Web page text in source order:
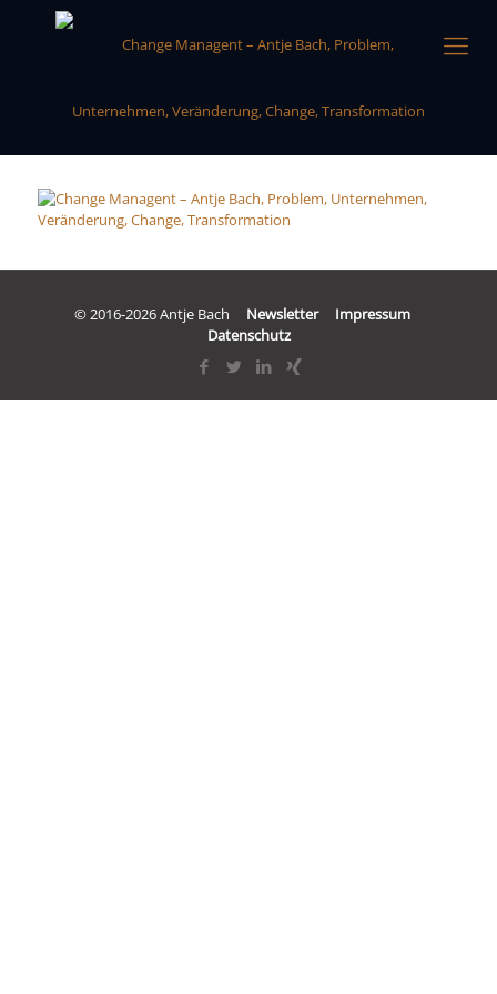
© 2016-2026 Antje Bach Newsletter
Impressum
Datenschutz